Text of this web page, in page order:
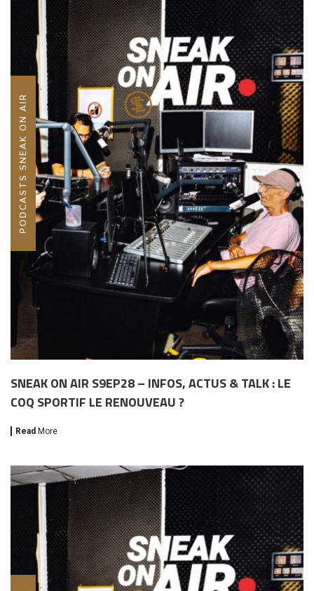
PODCASTS SNEAK ON AIR
SNEAK ON AIR S9EP28 – INFOS, ACTUS & TALK : LE
COQ SPORTIF LE RENOUVEAU ?
Read More